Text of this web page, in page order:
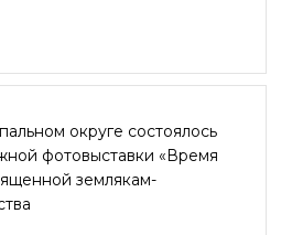
округе состоялось
фотовыставки «Время
землякам-